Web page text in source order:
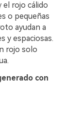
el rojo cálido
o pequeñas
ayudan a
y espaciosas.
rojo solo
con